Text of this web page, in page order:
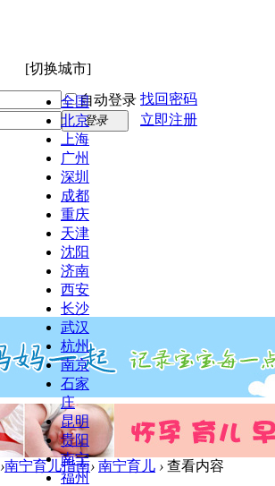
[切换城市]
全国
北京
上海
广州
深圳
成都
重庆
天津
沈阳
济南
西安
长沙
武汉
杭州
南京
石家
庄
昆明
贵阳
南宁
福州
自动登录 找回密码
登录
立即注册
›南宁育儿指南› 南宁育儿 › 查看内容